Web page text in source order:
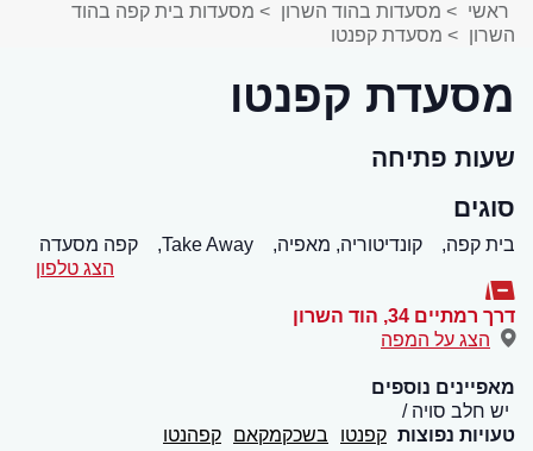
ראשי > מסעדות בהוד השרון > מסעדות בית קפה בהוד
השרון > מסעדת קפנטו
מסעדת קפנטו
שעות פתיחה
סוגים
בית קפה, קונדיטוריה, מאפיה, Take Away,
קפה מסעדה
הצג טלפון
דרך רמתיים 34 , הוד השרון
הצג על המפה
מאפיינים נוספים
יש חלב סויה
טעויות נפוצות קפנטו בשכקמקאם קפהנטו